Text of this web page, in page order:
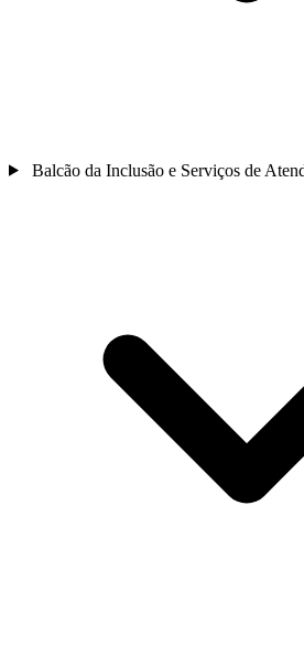
Balcão da Inclusão e Serviços de